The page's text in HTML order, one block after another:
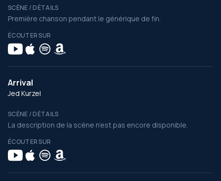
SCÈNE / DÉTAILS
Première chanson pendant le générique de fin.
ÉCOUTER SUR
Arrival
Jed Kurzel
SCÈNE / DÉTAILS
La description de la scène n’est pas encore disponible.
ÉCOUTER SUR